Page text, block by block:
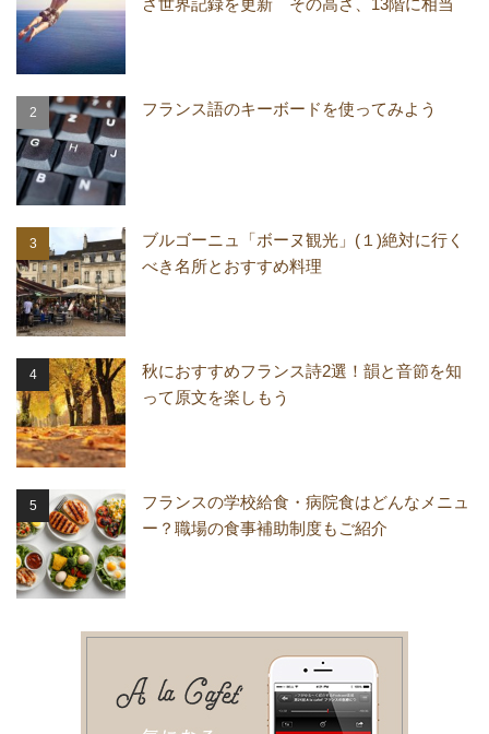
フランス語のキーボードを使ってみよう
ブルゴーニュ「ボーヌ観光」(１)絶対に行く
べき名所とおすすめ料理
秋におすすめフランス詩2選！韻と音節を知
って原文を楽しもう
フランスの学校給食・病院食はどんなメニュ
ー？職場の食事補助制度もご紹介